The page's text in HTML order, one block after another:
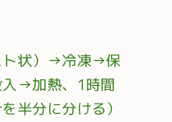
ト状）→冷凍→保
→加熱、1時間
半分に分ける）